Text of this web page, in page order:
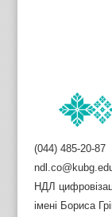
(044) 485-20-87
НДЛ
імені Бориса